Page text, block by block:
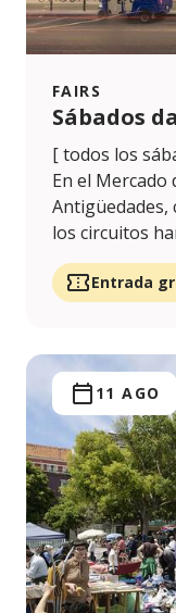
FAIRS
Sábados
[ todos los
En el Mercado
Antigüedades,
los circuitos
Entrada
11 AGO